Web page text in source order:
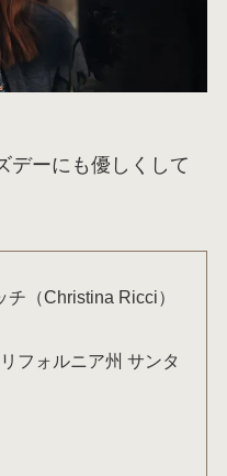
デーにも優しくして
（Christina Ricci）
フォルニア州 サンタ